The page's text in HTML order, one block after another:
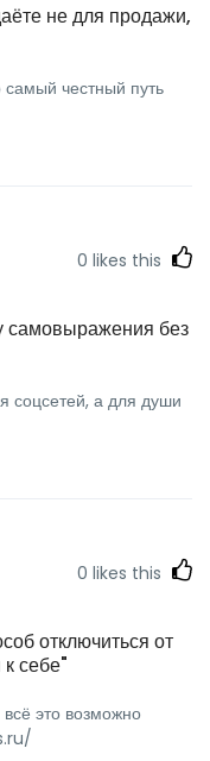
не для продажи,
самый честный путь
0 likes this
самовыражения без
соцсетей, а для души
0 likes this
отключиться от
себе"
это возможно